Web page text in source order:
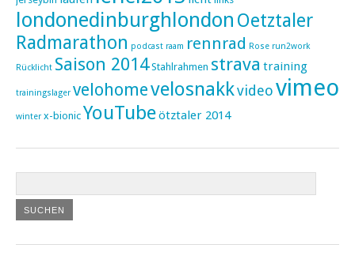
londonedinburghlondon Oetztaler
Radmarathon podcast raam rennrad Rose run2work
Rücklicht Saison 2014 Stahlrahmen strava training
trainingslager velohomevelosnakkvideovimeo
winter x-bionic YouTubeötztaler 2014